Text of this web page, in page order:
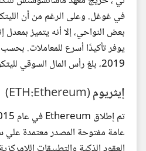
في غوغل. وعلى الرغم من أن
بعض النواحي، إلا أنه يتميز بمعدل
2019، بلغ رأس المال السوقي لليتكوين 2.85 مليار دولار.
إيثريوم (ETH:Ethereum)
عامة مفتوحة المصدر معتمدة علي